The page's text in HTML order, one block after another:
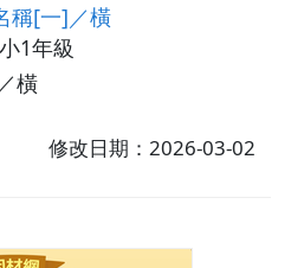
稱[一]／橫
1年級
橫
修改日期：2026-03-02